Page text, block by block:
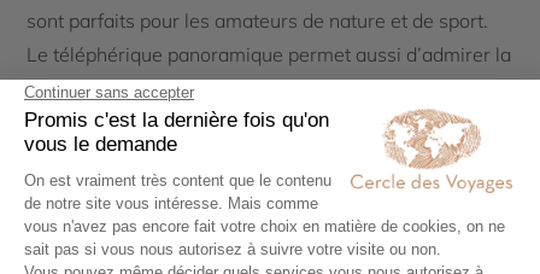
sont parfaits pour les amateurs de nature et de sport.
Le téléphérique panoramique permet aussi d’admirer la
région de façon plus reposante. Des rencontres avec la
faune sauvage sont organisées, notamment au Refuge
de la faune sauvage, qui propose des programmes
éducatifs et interactifs.
Sports d’hiver